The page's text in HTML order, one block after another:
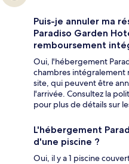
Puis-je annuler ma
Paradiso Garden
remboursement
Oui, l'hébergement
chambres intégralement
site, qui peuvent être
l'arrivée. Consultez la
pour plus de détails sur
L'hébergement
d'une piscine ?
Oui, il y a 1 piscine